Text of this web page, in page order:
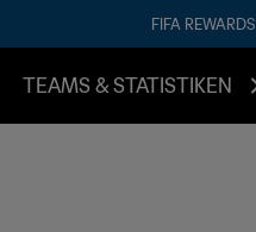
FIFA REWARDS
TEAMS & STATISTIKEN